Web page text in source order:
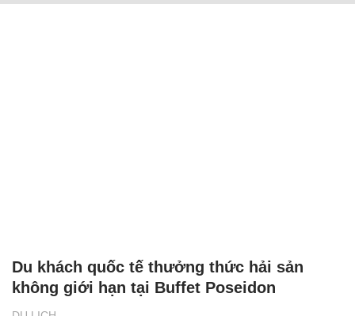
Du khách quốc tế thưởng thức hải sản
không giới hạn tại Buffet Poseidon